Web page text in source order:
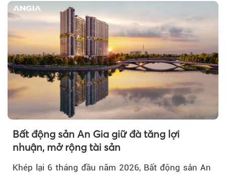
Bất động sản An Gia giữ đà tăng lợi
nhuận, mở rộng tài sản
Khép lại 6 tháng đầu năm 2026, Bất động sản An